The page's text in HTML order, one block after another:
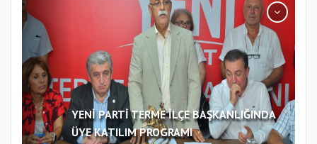
YENİ PARTİ TERME İLÇE BAŞKANLIĞINDA
ÜYE KATILIM PROGRAMI